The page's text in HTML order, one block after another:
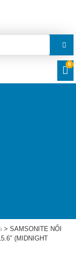
0
> SAMSONITE NŐI
(MIDNIGHT